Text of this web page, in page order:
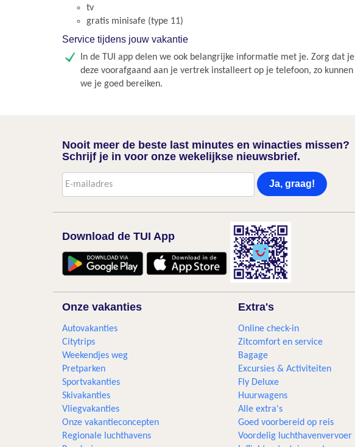
tv
gratis minisafe (type 11)
Service tijdens jouw vakantie
In de TUI app delen we ook belangrijke informatie met je. Zorg dat je
deze voorafgaand aan je vertrek installeert op je telefoon, zo kunnen
we je goed bereiken.
Nooit meer de beste last minutes en winacties missen?
Schrijf je in voor onze wekelijkse nieuwsbrief.
Ja, graag!
Download de TUI App
Onze vakanties
Autovakanties
Citytrips
Weekendjes weg
Pretparken
Sportvakanties
Skivakanties
Vliegvakanties
Onze vakantieconcepten
Regionale luchthavens
Extra's
Online check-in
Zitcomfort en service
Bagage
Excursies & Activiteiten
Fly Deluxe
Huurwagens
Alle extra's
Goed voorbereid op reis
Voordelig luchthavenvervoer